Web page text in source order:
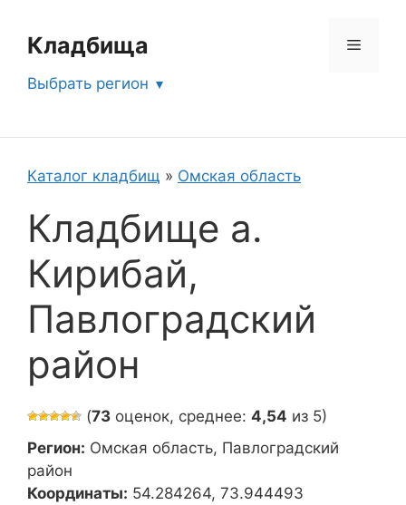
содержимому
Кладбища Меню
Выбрать регион
Каталог кладбищ » Омская область
Кладбище а.
Кирибай,
Павлоградский
район
(73 оценок, среднее: 4,54 из 5)
Регион: Омская область, Павлоградский
район
Координаты: 54.284264, 73.944493